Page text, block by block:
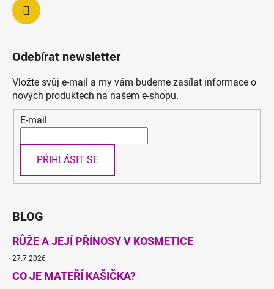
Odebírat newsletter
Vložte svůj e-mail a my vám budeme zasílat informace o
nových produktech na našem e-shopu.
E-mail
PŘIHLÁSIT SE
BLOG
RŮŽE A JEJÍ PŘÍNOSY V KOSMETICE
27.7.2026
CO JE MATEŘÍ KAŠIČKA?